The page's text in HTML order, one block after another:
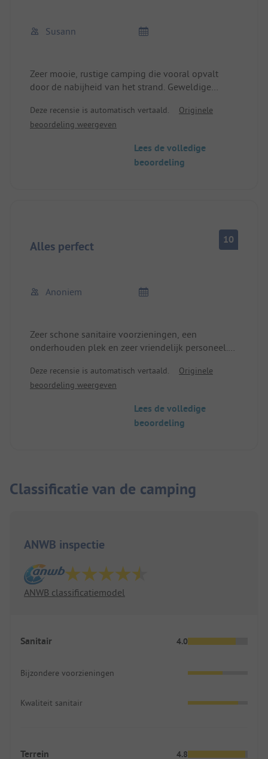
Susann
Zeer mooie, rustige camping die vooral opvalt
door de nabijheid van het strand. Geweldige
gastronomie!
Deze recensie is automatisch vertaald.
Originele
beoordeling weergeven
Lees de volledige
beoordeling
Alles perfect 10
Anoniem
Zeer schone sanitaire voorzieningen, een
onderhouden plek en zeer vriendelijk personeel.
voet naar het stadscentrum.
Deze recensie is automatisch vertaald.
Originele
beoordeling weergeven
Lees de volledige
beoordeling
Classificatie van de camping
ANWB inspectie
ANWB classificatiemodel
Sanitair 4.0
Bijzondere voorzieningen
Kwaliteit sanitair
Terrein 4.8